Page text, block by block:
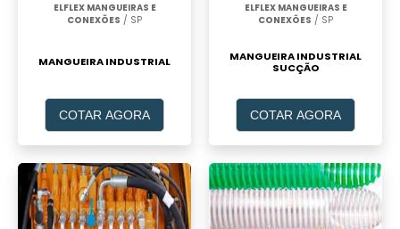
ELFLEX MANGUEIRAS E
CONEXÕES / SP
MANGUEIRA INDUSTRIAL
COTAR AGORA
ELFLEX MANGUEIRAS E
CONEXÕES / SP
MANGUEIRA INDUSTRIAL
SUCÇÃO
COTAR AGORA